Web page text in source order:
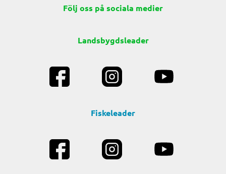
Följ oss på sociala medier
Landsbygdsleader
Fiskeleader